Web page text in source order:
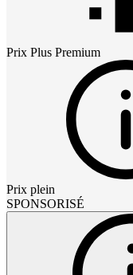
Prix Plus Premium
Prix plein
SPONSORISÉ